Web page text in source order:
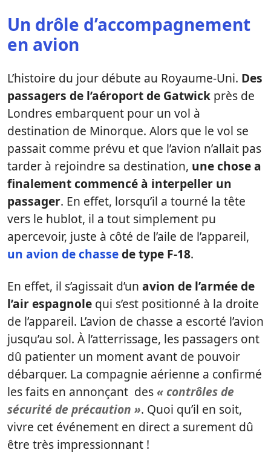
Un drôle d’accompagnement
en avion
L’histoire du jour débute au Royaume-Uni. Des
passagers de l’aéroport de Gatwick près de
Londres embarquent pour un vol à
destination de Minorque. Alors que le vol se
passait comme prévu et que l’avion n’allait pas
tarder à rejoindre sa destination, une chose a
finalement commencé à interpeller un
passager. En effet, lorsqu’il a tourné la tête
vers le hublot, il a tout simplement pu
apercevoir, juste à côté de l’aile de l’appareil,
un avion de chassede type F-18.
En effet, il s’agissait d’un avion de l’armée de
l’air espagnole qui s’est positionné à la droite
de l’appareil. L’avion de chasse a escorté l’avion
jusqu’au sol. À l’atterrissage, les passagers ont
dû patienter un moment avant de pouvoir
débarquer. La compagnie aérienne a confirmé
les faits en annonçant des« contrôles de
sécurité de précaution ». Quoi qu’il en soit,
vivre cet événement en direct a surement dû
être très impressionnant !